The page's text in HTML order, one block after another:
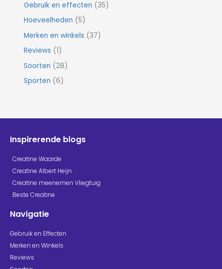
Gebruik en effecten (35)
Hoeveelheden (5)
Merken en winkels (37)
Reviews (1)
Soorten (28)
Sporten (6)
Inspirerende blogs
Creatine Waarde
Creatine Albert Heijn
Creatine meenemen Vliegtuig
Beste Creatine
Navigatie
Gebruik en Effecten
Merken en Winkels
Reviews